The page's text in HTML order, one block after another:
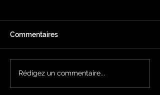
Pourquoi opter pour une
Commentaires
Rédigez un commentaire...